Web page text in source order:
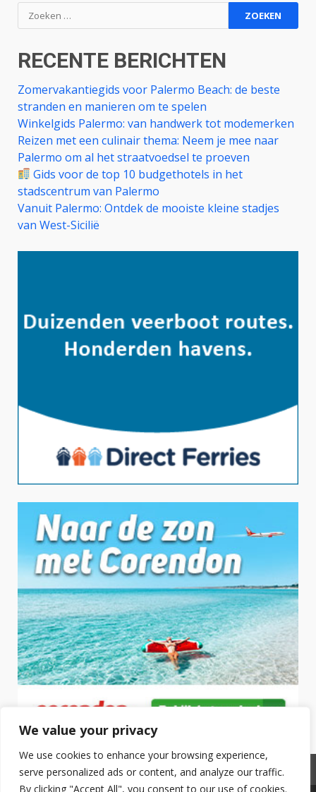
We value your privacy
We use cookies to enhance your browsing experience,
serve personalized ads or content, and analyze our traffic.
By clicking "Accept All", you consent to our use of cookies.
Zoeken
naar:
RECENTE BERICHTEN
Zomervakantiegids voor Palermo Beach: de beste
stranden en manieren om te spelen
Winkelgids Palermo: van handwerk tot modemerken
Reizen met een culinair thema: Neem je mee naar
Palermo om al het straatvoedsel te proeven
Gids voor de top 10 budgethotels in het
stadscentrum van Palermo
Vanuit Palermo: Ontdek de mooiste kleine stadjes
van West-Sicilië
Privacyverklaring